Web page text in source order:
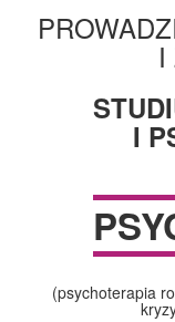
I
I
(psychoterapia